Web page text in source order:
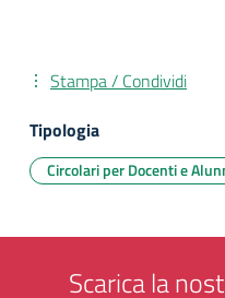
Stampa / Condividi
Tipologia
Circolari per Docenti e
Scarica la